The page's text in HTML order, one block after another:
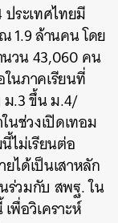
ระเทศไทยมี
1.9 ล้านคน โดย
วน 43,060 คน
นภาคเรียนที่
ม.3 ขึ้น ม.4/
นช่วงเปิดเทอม
ไม่เรียนต่อ
ได้เป็นเสาหลัก
ร่วมกับ สพฐ. ใน
พื่อวิเคราะห์